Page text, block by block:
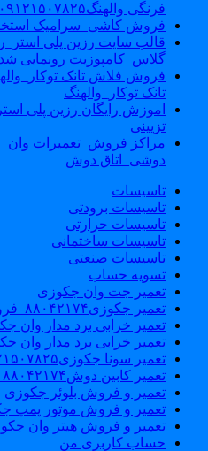
فرنگی والهنگ۰۹۱۲۱۵۰۷۸۲۵
فروش کاشی_سرامیک استخر
قالب سایت رزین پلی
گلاس_کامپوزیت رونمایی شد
فروش فلاش تانک
تانک توکار_والهنگ
اموزش رایگان رزین پلی
تزیینی
مراکز فروش_تعمیرات
دوشی_اتاق دوش
تاسیسات
تاسیسات برودتی
تاسیسات حرارتی
تاسیسات ساختمانی
تاسیسات صنعتی
تسویه حساب
تعمیر جت وان جکوزی
تعمیر جکوزی۸۸۰۴۲۱۷۴_فروش وان_جکوزی
تعمیر خرابی برد مدار وان
تعمیر خرابی برد مدار وان
تعمیر سونا جکوزی۰۹۱۲۱۵۰۷۸۲۵#| Sauna | Jacuzzi
تعمیر کابین دوش۸۸۰۴۲۱۷۴_فروش کابین دوش
تعمیر و فروش بلوئر جکوزی
تعمیر و فروش موتور پمپ
تعمیر و فروش هیتر وان
حساب کاربری من